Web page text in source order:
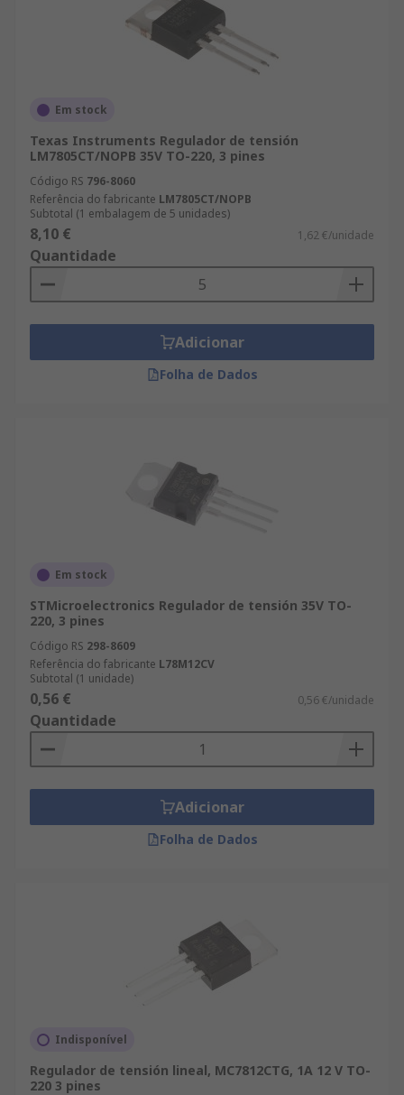
Em stock
Texas Instruments Regulador de tensión
LM7805CT/NOPB 35V TO-220, 3 pines
Código RS 796-8060
Referência do fabricante LM7805CT/NOPB
Subtotal (1 embalagem de 5 unidades)
8,10 € 1,62 €/unidade
Quantidade
Adicionar
Folha de Dados
Em stock
STMicroelectronics Regulador de tensión 35V TO-
220, 3 pines
Código RS 298-8609
Referência do fabricante L78M12CV
Subtotal (1 unidade)
0,56 € 0,56 €/unidade
Quantidade
Adicionar
Folha de Dados
Indisponível
Regulador de tensión lineal, MC7812CTG, 1A 12 V TO-
220 3 pines